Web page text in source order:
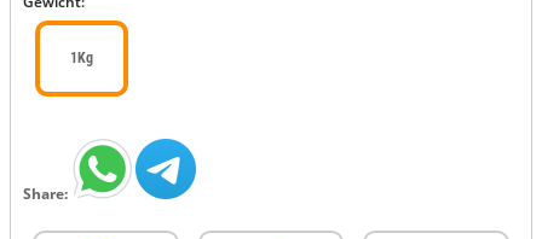
1Kg
Share: